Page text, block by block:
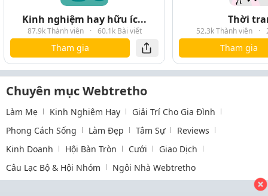
Kinh nghiệm hay hữu íc...
87.9k Thành viên · 60.1k Bài viết
Tham gia
Thời
52.3k Thành viên ·
Tham gia
Chuyên mục Webtretho
Làm Mẹ Kinh Nghiệm Hay
Giải Trí Cho Gia Đình
Phong Cách Sống
Làm Đẹp Tâm Sự
Reviews
Kinh Doanh
Hội Bàn Tròn Cưới
Giao Dịch
Câu Lạc Bộ & Hội Nhóm
Ngôi Nhà Webtretho